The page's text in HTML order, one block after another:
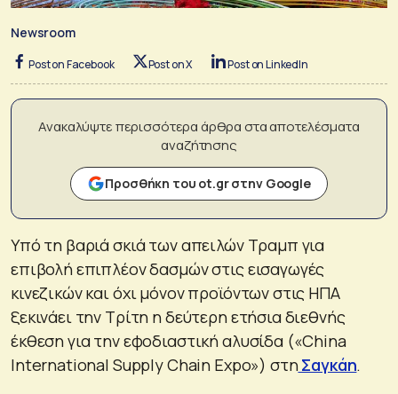
Newsroom
Post on Facebook Post on X Post on LinkedIn
Ανακαλύψτε περισσότερα άρθρα στα αποτελέσματα
αναζήτησης
Προσθήκη του ot.gr στην Google
Υπό τη βαριά σκιά των απειλών Τραμπ για
επιβολή επιπλέον δασμών στις εισαγωγές
κινεζικών και όχι μόνον προϊόντων στις ΗΠΑ
ξεκινάει την Τρίτη η δεύτερη ετήσια διεθνής
έκθεση για την εφοδιαστική αλυσίδα («China
International Supply Chain Expo») στηΣαγκάη.